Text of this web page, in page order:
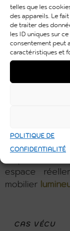
telles que les
des appareils. Le
de traiter des
les ID uniques sur
consentement peut
caractéristiques et
POLITIQUE DE
CONFIDENTIALITÉ
La
Nos
s’assemblent
des carrés
lieu et le
encore rare
espace
mobilier
CAS VÉCU